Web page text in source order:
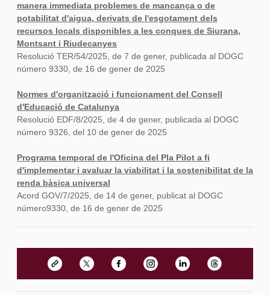
manera immediata problemes de mancança o de
potabilitat d'aigua, derivats de l'esgotament dels
recursos locals disponibles a les conques de Siurana,
Montsant i Riudecanyes
Resolució TER/54/2025, de 7 de gener, publicada al DOGC
número 9330, de 16 de gener de 2025
Normes d'organització i funcionament del Consell
d'Educació de Catalunya
Resolució EDF/8/2025, de 4 de gener, publicada al DOGC
número 9326, del 10 de gener de 2025
Programa temporal de l'Oficina del Pla Pilot a fi
d'implementar i avaluar la viabilitat i la sostenibilitat de la
renda bàsica universal
Acord GOV/7/2025, de 14 de gener, publicat al DOGC
número9330, de 16 de gener de 2025